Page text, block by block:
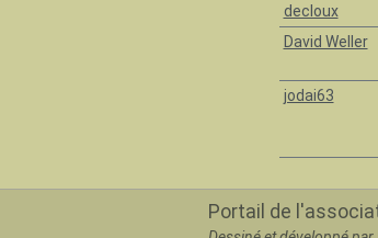
decloux
David Weller
jodai63
Portail de